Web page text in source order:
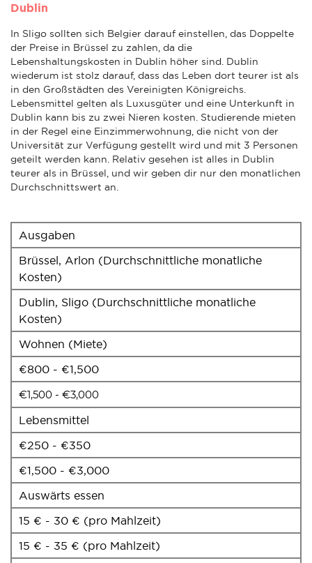
Dublin
In Sligo sollten sich Belgier darauf einstellen, das Doppelte
der Preise in Brüssel zu zahlen, da die
Lebenshaltungskosten in Dublin höher sind. Dublin
wiederum ist stolz darauf, dass das Leben dort teurer ist als
in den Großstädten des Vereinigten Königreichs.
Lebensmittel gelten als Luxusgüter und eine Unterkunft in
Dublin kann bis zu zwei Nieren kosten. Studierende mieten
in der Regel eine Einzimmerwohnung, die nicht von der
Universität zur Verfügung gestellt wird und mit 3 Personen
geteilt werden kann. Relativ gesehen ist alles in Dublin
teurer als in Brüssel, und wir geben dir nur den monatlichen
Durchschnittswert an.
Ausgaben
Brüssel, Arlon (Durchschnittliche monatliche
Kosten)
Dublin, Sligo (Durchschnittliche monatliche
Kosten)
Wohnen (Miete)
€800 - €1,500
€1,500 - €3,000
Lebensmittel
€250 - €350
€1,500 - €3,000
Auswärts essen
15 € - 30 € (pro Mahlzeit)
15 € - 35 € (pro Mahlzeit)